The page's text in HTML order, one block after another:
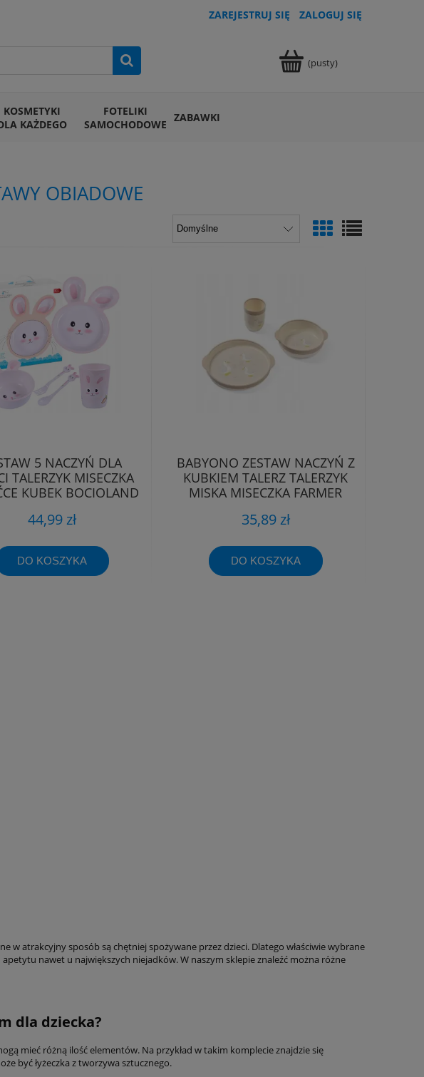
ZAREJESTRUJ SIĘ ZALOGUJ SIĘ
(pusty)
KOSMETYKI
KAŻDEGO
FOTELIKI
SAMOCHODOWE ZABAWKI
OBIADOWE
5 NACZYŃ DLA
TALERZYK MISECZKA
KUBEK BOCIOLAND
44,99 zł
DO KOSZYKA
BABYONO ZESTAW NACZYŃ Z
KUBKIEM TALERZ TALERZYK
MISKA MISECZKA FARMER
35,89 zł
DO KOSZYKA
w atrakcyjny sposób są chętniej spożywane przez dzieci. Dlatego właściwie wybrane
nawet u największych niejadków. W naszym sklepie znaleźć można różne
dla dziecka?
mieć różną ilość elementów. Na przykład w takim komplecie znajdzie się
być łyżeczka z tworzywa sztucznego.